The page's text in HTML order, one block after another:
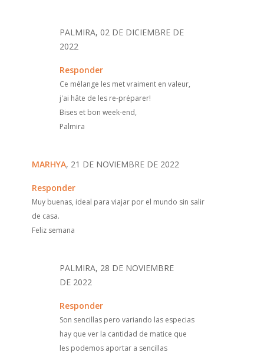
PALMIRA, 02 DE DICIEMBRE DE
2022
Responder
Ce mélange les met vraiment en valeur,
j'ai hâte de les re-préparer!
Bises et bon week-end,
Palmira
MARHYA, 21 DE NOVIEMBRE DE 2022
Responder
Muy buenas, ideal para viajar por el mundo sin salir
de casa.
Feliz semana
PALMIRA, 28 DE NOVIEMBRE
DE 2022
Responder
Son sencillas pero variando las especias
hay que ver la cantidad de matice que
les podemos aportar a sencillas